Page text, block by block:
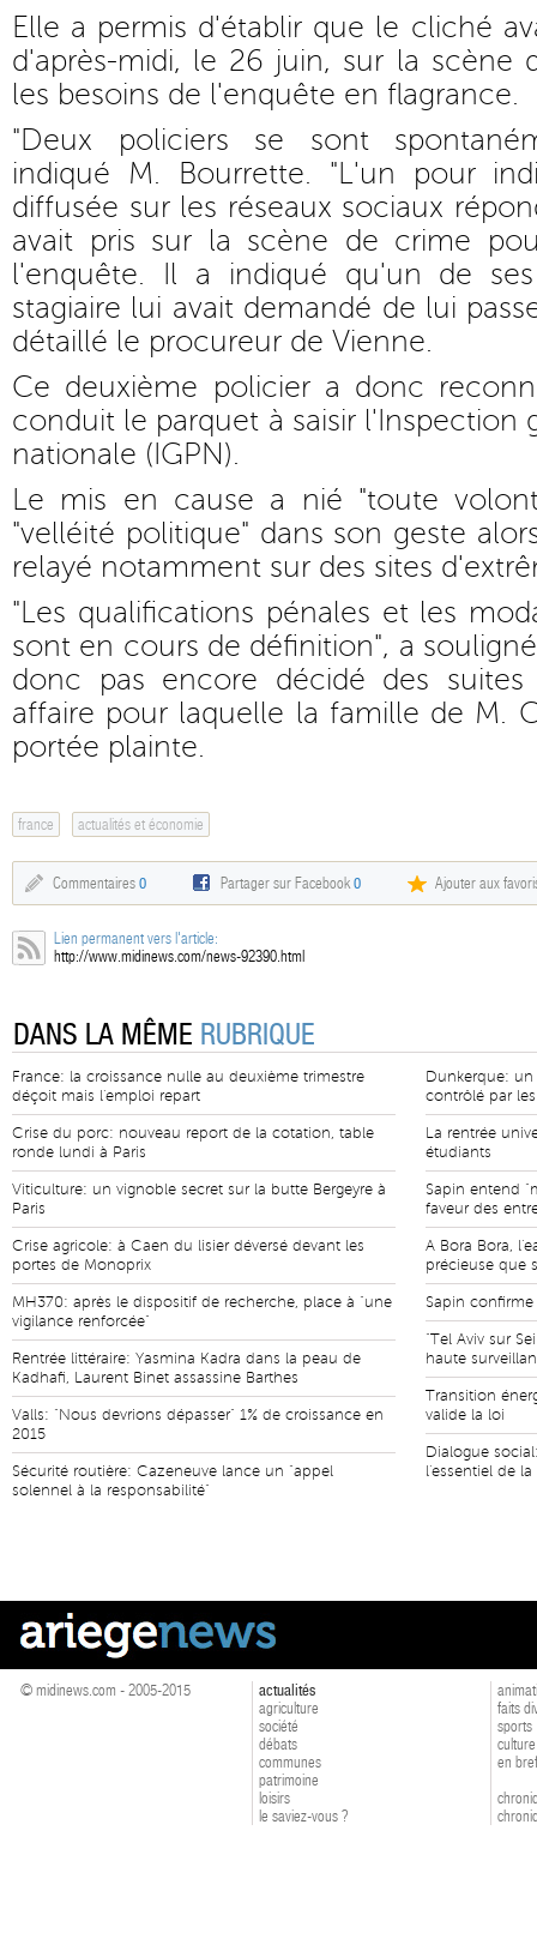
Elle a permis d'établir que le cliché
d'après-midi, le 26 juin, sur la scène
les besoins de l'enquête en flagrance.
"Deux policiers se sont
indiqué M. Bourrette. "L'un pour
diffusée sur les réseaux sociaux
avait pris sur la scène de crime
l'enquête. Il a indiqué qu'un de
stagiaire lui avait demandé de lui
détaillé le procureur de Vienne.
Ce deuxième policier a donc
conduit le parquet à saisir l'Inspection
nationale (IGPN).
Le mis en cause a nié "toute
"velléité politique" dans son geste
relayé notamment sur des sites
"Les qualifications pénales et les
sont en cours de définition", a
donc pas encore décidé des
affaire pour laquelle la famille de M.
portée plainte.
france actualités et économie
Commentaires 0 Partager sur Facebook0 Ajouter aux
Lien permanent vers l'article:
http://www.midinews.com/news-92390.html
DANS LA MÊME RUBRIQUE
France: la croissance nulle au deuxième trimestre
déçoit mais l'emploi repart
Crise du porc: nouveau report de la cotation, table
ronde lundi à Paris
Viticulture: un vignoble secret sur la butte Bergeyre à
Paris
Crise agricole: à Caen du lisier déversé devant les
portes de Monoprix
MH370: après le dispositif de recherche, place à "une
vigilance renforcée"
Rentrée littéraire: Yasmina Kadra dans la peau de
Kadhafi, Laurent Binet assassine Barthes
Valls: "Nous devrions dépasser" 1% de croissance en
2015
Sécurité routière: Cazeneuve lance un "appel
solennel à la responsabilité"
Dunkerque: un
contrôlé par
La rentrée
étudiants
Sapin entend
faveur des
A Bora Bora,
précieuse que
Sapin
"Tel Aviv sur
haute
Transition
valide la loi
Dialogue
l'essentiel de
© midinews.com - 2005-2015
actualités
agriculture
société
débats
communes
patrimoine
loisirs
le saviez-vous ?
faits
sports
culture
en bref